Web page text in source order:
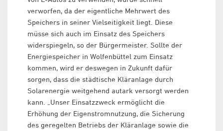
verworfen, da der eigentliche Mehrwert des
Speichers in seiner Vielseitigkeit liegt. Diese
müsse sich auch im Einsatz des Speichers
widerspiegeln, so der Bürgermeister. Sollte der
Energiespeicher in Wolfenbüttel zum Einsatz
kommen, wird er deswegen in Zukunft dafür
sorgen, dass die städtische Kläranlage durch
Solarenergie weitgehend autark versorgt werden
kann. „Unser Einsatzzweck ermöglicht die
Erhöhung der Eigenstromnutzung, die Sicherung
des geregelten Betriebs der Kläranlage sowie die